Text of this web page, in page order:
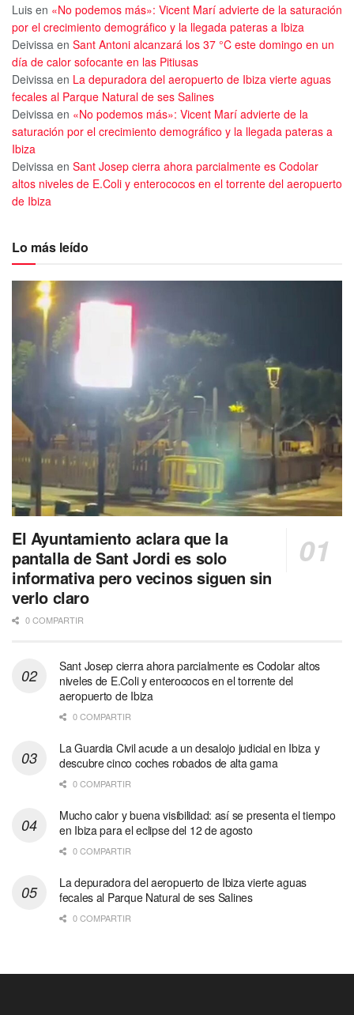
Luis en «No podemos más»: Vicent Marí advierte de la saturación
por el crecimiento demográfico y la llegada pateras a Ibiza
Deivissa en Sant Antoni alcanzará los 37 °C este domingo en un
día de calor sofocante en las Pitiusas
Deivissa en La depuradora del aeropuerto de Ibiza vierte aguas
fecales al Parque Natural de ses Salines
Deivissa en «No podemos más»: Vicent Marí advierte de la
saturación por el crecimiento demográfico y la llegada pateras a
Ibiza
Deivissa en Sant Josep cierra ahora parcialmente es Codolar
altos niveles de E.Coli y enterococos en el torrente del aeropuerto
de Ibiza
Lo más leído
El Ayuntamiento aclara que la
pantalla de Sant Jordi es solo
informativa pero vecinos siguen sin
verlo claro
0 COMPARTIR
Sant Josep cierra ahora parcialmente es Codolar altos
niveles de E.Coli y enterococos en el torrente del
aeropuerto de Ibiza
0 COMPARTIR
La Guardia Civil acude a un desalojo judicial en Ibiza y
descubre cinco coches robados de alta gama
0 COMPARTIR
Mucho calor y buena visibilidad: así se presenta el tiempo
en Ibiza para el eclipse del 12 de agosto
0 COMPARTIR
La depuradora del aeropuerto de Ibiza vierte aguas
fecales al Parque Natural de ses Salines
0 COMPARTIR